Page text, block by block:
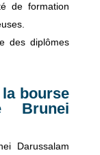
de formation
des diplômes
bourse
Brunei
Darussalam